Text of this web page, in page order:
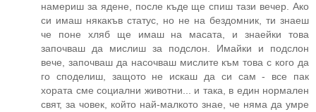
намериш за ядене, после къде ще спиш тази вечер. Ако
си имаш някакъв статус, но не на бездомник, ти знаеш
че поне хляб ще имаш на масата, и знаейки това
започваш да мислиш за подслон. Имайки и подслон
вече, започваш да насочваш мислите към това с кого да
го споделиш, защото не искаш да си сам - все пак
хората сме социални животни... и така, в един нормален
свят, за човек, който най-малкото знае, че няма да умре